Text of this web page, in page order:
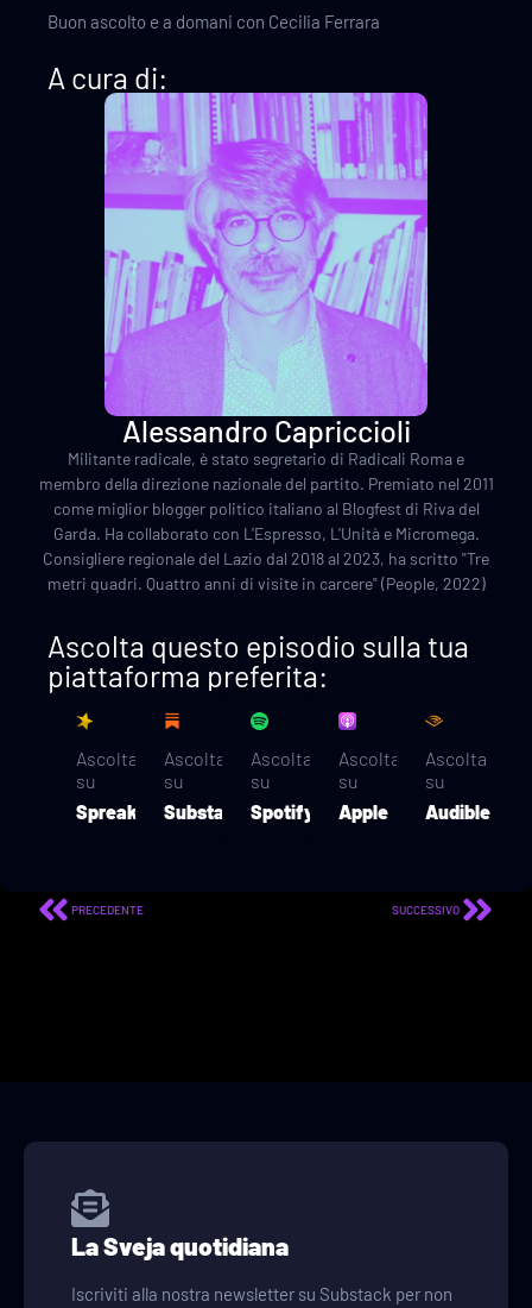
Buon ascolto e a domani con Cecilia Ferrara
A cura di:
Alessandro Capriccioli
Militante radicale, è stato segretario di Radicali Roma e
membro della direzione nazionale del partito. Premiato nel 2011
come miglior blogger politico italiano al Blogfest di Riva del
Garda. Ha collaborato con L'Espresso, L'Unità e Micromega.
Consigliere regionale del Lazio dal 2018 al 2023, ha scritto "Tre
metri quadri. Quattro anni di visite in carcere" (People, 2022)
Ascolta questo episodio sulla tua
piattaforma preferita:
Ascolta
su
Spreaker
Ascolta
su
Substack
Ascolta
su
Spotify
Ascolta
su
Apple
Ascolta
su
Audible
PRECEDENTE SUCCESSIVO
La Sveja quotidiana
Iscriviti alla nostra newsletter su Substack per non